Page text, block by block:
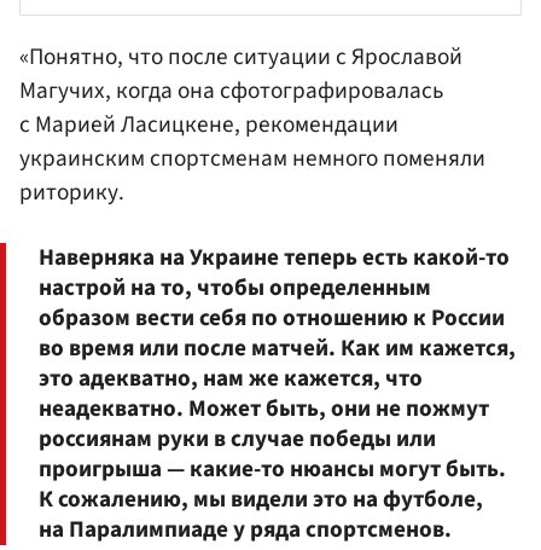
«Понятно, что после ситуации с Ярославой
Магучих, когда она сфотографировалась
с Марией Ласицкене, рекомендации
украинским спортсменам немного поменяли
риторику.
Наверняка на Украине теперь есть какой-то
настрой на то, чтобы определенным
образом вести себя по отношению к России
во время или после матчей. Как им кажется,
это адекватно, нам же кажется, что
неадекватно. Может быть, они не пожмут
россиянам руки в случае победы или
проигрыша — какие-то нюансы могут быть.
К сожалению, мы видели это на футболе,
на Паралимпиаде у ряда спортсменов.